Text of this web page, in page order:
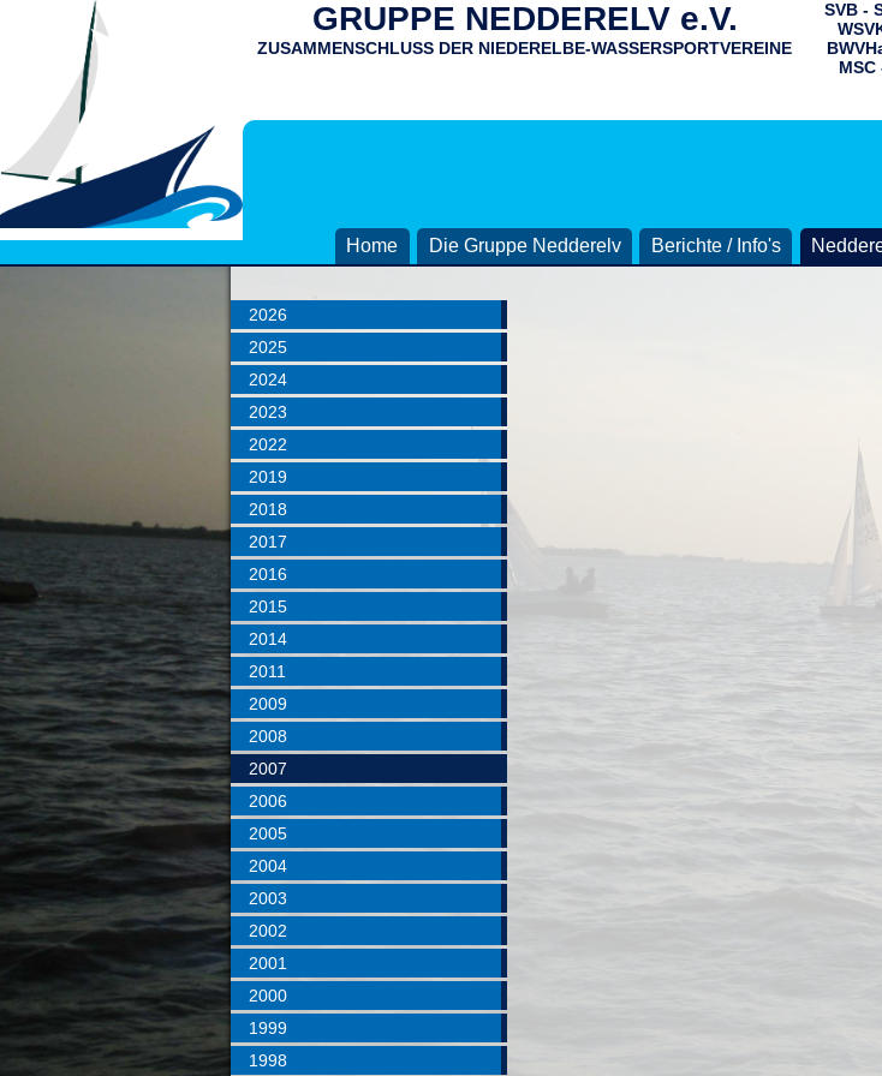
GRUPPE NEDDERELV e.V.
ZUSAMMENSCHLUSS DER NIEDERELBE-WASSERSPORTVEREINE
SVB -
MSC
Home Die Gruppe Nedderelv Berichte / Info's
2026
2025
2024
2023
2022
2019
2018
2017
2016
2015
2014
2011
2009
2008
2007
2006
2005
2004
2003
2002
2001
2000
1999
1998